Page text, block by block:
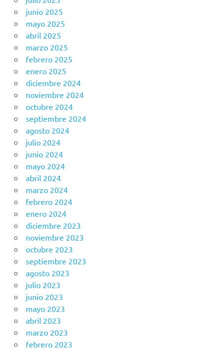
junio 2025
mayo 2025
abril 2025
marzo 2025
febrero 2025
enero 2025
diciembre 2024
noviembre 2024
octubre 2024
septiembre 2024
agosto 2024
julio 2024
junio 2024
mayo 2024
abril 2024
marzo 2024
febrero 2024
enero 2024
diciembre 2023
noviembre 2023
octubre 2023
septiembre 2023
agosto 2023
julio 2023
junio 2023
mayo 2023
abril 2023
marzo 2023
febrero 2023